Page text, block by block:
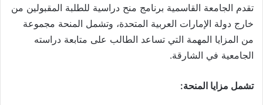
تقدم الجامعة القاسمية برنامج منح دراسية للطلبة المقبولين من
خارج دولة الإمارات العربية المتحدة، وتشمل المنحة مجموعة
من المزايا المهمة التي تساعد الطالب على متابعة دراسته
الجامعية في الشارقة.
تشمل مزايا المنحة: